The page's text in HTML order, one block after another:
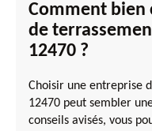
Comment bien
de
12470 ?
Choisir une entreprise
12470 peut sembler
conseils avisés, vous